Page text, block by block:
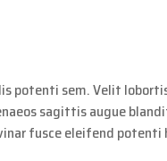
potenti sem. Velit
sagittis augue
fusce eleifend potenti